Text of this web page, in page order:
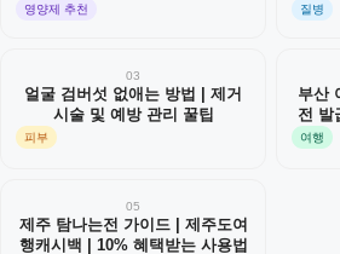
영양제 추천 질병
03
얼굴 검버섯 없애는 방법 | 제거
시술 및 예방 관리 꿀팁
피부
부산
전 발
여행
05
제주 탐나는전 가이드 | 제주도여
행캐시백 | 10% 혜택받는 사용법